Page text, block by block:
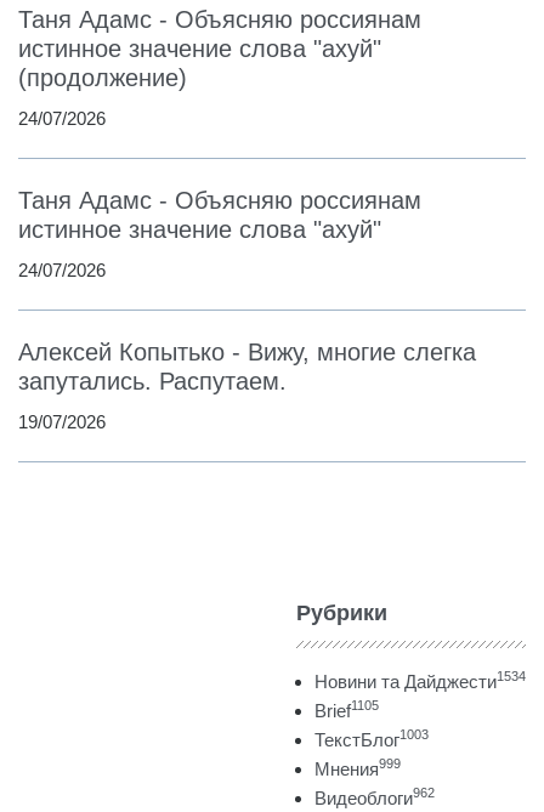
Таня Адамс - Объясняю россиянам
истинное значение слова "ахуй"
(продолжение)
24/07/2026
Таня Адамс - Объясняю россиянам
истинное значение слова "ахуй"
24/07/2026
Алексей Копытько - Вижу, многие слегка
запутались. Распутаем.
19/07/2026
Рубрики
Новини та Дайджести1534
Brief1105
ТекстБлог1003
Мнения999
Видеоблоги962